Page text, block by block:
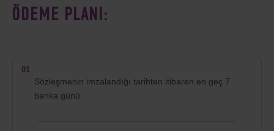
ÖDEME PLANI:
01
Sözleşmenin imzalandığı tarihten itibaren en geç 7
banka günü